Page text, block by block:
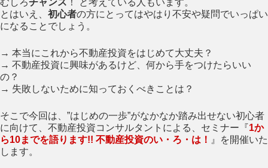
むしろチャンス ！ と考えている人もいます。
とはいえ、 初心者の方にとってはやはり不安や疑問でいっぱい
になることでしょう。
→ 本当にこれから不動産投資をはじめて大丈夫？
→ 不動産投資に興味があるけど、何から手をつけたらいい
の？
→ 失敗しないために知っておくべきことは？
そこで今回は、”はじめの一歩”がなかなか踏み出せない初心者
に向けて、不動産投資コンサルタントによる、セミナー『 1か
ら10までを語ります!! 不動産投資のい・ろ・は！ 』を開催いた
します。